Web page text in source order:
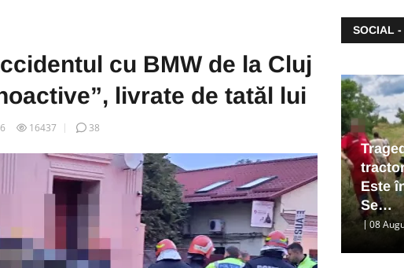
cu BMW de la Cluj
livrate de tatăl lui
16437 38
SOCIAL
Este
Se…
08